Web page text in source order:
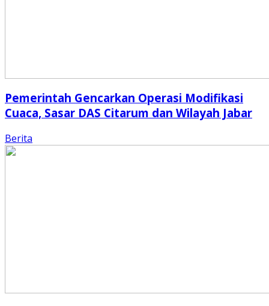
Pemerintah Gencarkan Operasi Modifikasi
Cuaca, Sasar DAS Citarum dan Wilayah Jabar
Berita